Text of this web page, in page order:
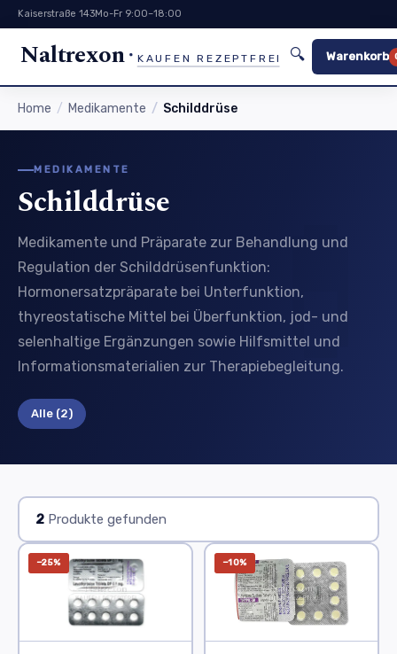
Kaiserstraße 143Mo-Fr 9:00–18:00
Naltrexon KAUFEN REZEPTFREI 🔍 Warenkorb
Home Medikamente Schilddrüse
MEDIKAMENTE
Schilddrüse
Medikamente und Präparate zur Behandlung und
Regulation der Schilddrüsenfunktion:
Hormonersatzpräparate bei Unterfunktion,
thyreostatische Mittel bei Überfunktion, jod- und
selenhaltige Ergänzungen sowie Hilfsmittel und
Informationsmaterialien zur Therapiebegleitung.
Alle (2)
2 Produkte gefunden
−25% −10%